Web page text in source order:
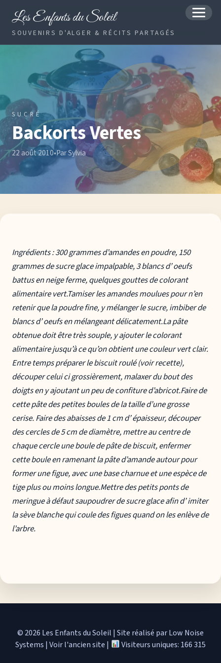
Les Enfants du Soleil
SOUVENIRS D'ALGER & RÉCITS PARTAGÉS
MENU
SUCRÉ
Backorts Vertes
22 août 2010•Par Sylvia
Ingrédients : 300 grammes d’amandes en poudre, 150
grammes de sucre glace impalpable, 3 blancs d’ oeufs
battus en neige ferme, quelques gouttes de colorant
alimentaire vert.Tamiser les amandes moulues pour n’en
retenir que la poudre fine, y mélanger le sucre, imbiber de
blancs d’ oeufs en mélangeant délicatement.La pâte
obtenue doit être très souple, y ajouter le colorant
alimentaire jusqu’à ce qu’on obtient une couleur vert clair.
Entre temps préparer le biscuit roulé (voir recette),
découper celui ci grossièrement, malaxer du bout des
doigts en y ajoutant un peu de confiture d’abricot.Faire de
cette pâte des petites boules de la taille d’une grosse
cerise. Faire des abaisses de 1 cm d’ épaisseur, découper
des cercles de 5 cm de diamètre, mettre au centre de
chaque cercle une boule de pâte de biscuit, enfermer
cette boule en ramenant la pâte d’amande autour pour
former une figue, avec une base charnue et une espèce de
tige plus ou moins longue.Mettre des petits ponts de
meringue à défaut saupoudrer de sucre glace afin d’ imiter
la sève blanche qui coule des figues quand on les enlève de
l’arbre.
© 2026 Les Enfants du Soleil | Site réalisé par Low Noise
Systems |Voir l'ancien site | Visiteurs uniques: 166 315